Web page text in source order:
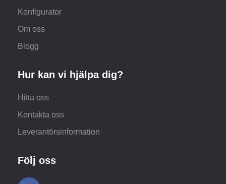
Konfigurator
Om oss
Blogg
Hur kan vi hjälpa dig?
Hitta oss
Kontakta oss
Leverantörsinformation
Följ oss